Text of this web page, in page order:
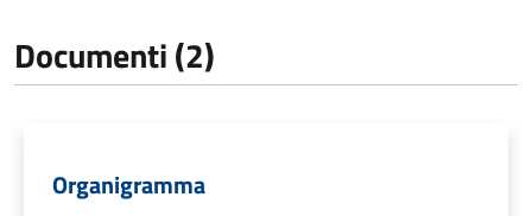
Documenti (2)
Organigramma